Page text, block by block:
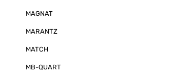
MAGNAT
MARANTZ
MATCH
MB-QUART